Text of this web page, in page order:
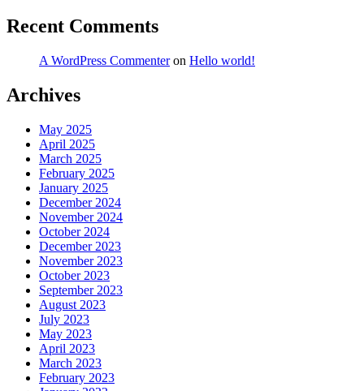
Recent Comments
A WordPress Commenteron Hello world!
Archives
May 2025
April 2025
March 2025
February 2025
January 2025
December 2024
November 2024
October 2024
December 2023
November 2023
October 2023
September 2023
August 2023
July 2023
May 2023
April 2023
March 2023
February 2023